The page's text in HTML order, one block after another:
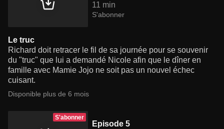
11 min
S'abonner
Le truc
Richard doit retracer le fil de sa journée pour se souvenir
du "truc" que lui a demandé Nicole afin que le dîner en
famille avec Mamie Jojo ne soit pas un nouvel échec
cuisant.
Disponible plus de 6 mois
S'abonner
Episode 5